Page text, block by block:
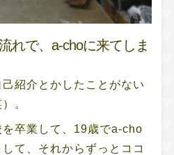
れで、a-choに来てしま
紹介とかしたことがない
。
卒業して、19歳でa-cho
て、それからずっとココ